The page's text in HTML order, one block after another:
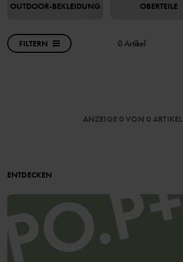
OUTDOOR-BEKLEIDUNG OBERTEILE
FILTERN 0 Artikel
ANZEIGE 0 VON 0 ARTIKEL
ENTDECKEN